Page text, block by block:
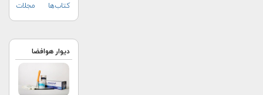
کتاب‌ها
مجلات
دیوار هوافضا